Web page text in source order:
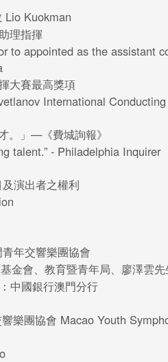
Lio Kuokman
理指揮
to appointed as the assistant
大賽最高獎項
International
。」—《費城詢報》
talent.” - Philadelphia Inquirer
演出者之權利
年交響樂團協會
金會、教育暨青年局、廖澤雲
中國銀行澳門分行
樂團協會 Macao Youth